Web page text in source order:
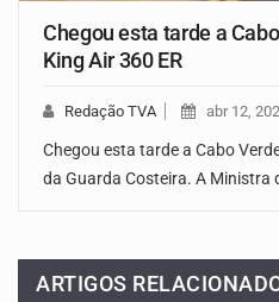
Chegou esta tarde a
King Air 360 ER
Redação TVA abr 12,
Chegou esta tarde a Cabo
da Guarda Costeira. A Ministra
ARTIGOS